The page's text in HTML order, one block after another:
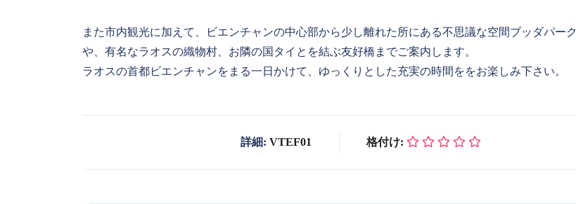
また市内観光に加えて、ビエンチャンの中心部から少し離れた所にある不思議な空間ブッダパーク
や、有名なラオスの織物村、お隣の国タイとを結ぶ友好橋までご案内します。
ラオスの首都ビエンチャンをまる一日かけて、ゆっくりとした充実の時間ををお楽しみ下さい。
詳細: VTEF01 格付け: